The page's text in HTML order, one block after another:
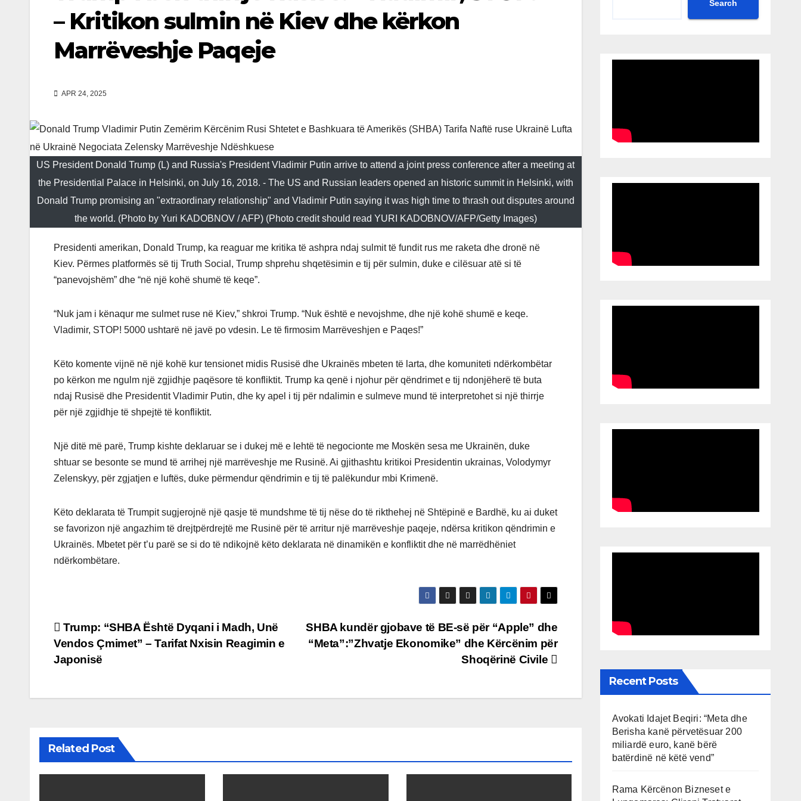
– Kritikon sulmin në Kiev dhe kërkon
Marrëveshje Paqeje
APR 24, 2025
US President Donald Trump (L) and Russia's President Vladimir Putin arrive to attend a joint press conference after a meeting at
the Presidential Palace in Helsinki, on July 16, 2018. - The US and Russian leaders opened an historic summit in Helsinki, with
Donald Trump promising an "extraordinary relationship" and Vladimir Putin saying it was high time to thrash out disputes around
the world. (Photo by Yuri KADOBNOV / AFP) (Photo credit should read YURI KADOBNOV/AFP/Getty Images)
Presidenti amerikan, Donald Trump, ka reaguar me kritika të ashpra ndaj sulmit të fundit rus me raketa dhe dronë në
Kiev. Përmes platformës së tij Truth Social, Trump shprehu shqetësimin e tij për sulmin, duke e cilësuar atë si të
“panevojshëm” dhe “në një kohë shumë të keqe”.
“Nuk jam i kënaqur me sulmet ruse në Kiev,” shkroi Trump. “Nuk është e nevojshme, dhe një kohë shumë e keqe.
Vladimir, STOP! 5000 ushtarë në javë po vdesin. Le të firmosim Marrëveshjen e Paqes!”
Këto komente vijnë në një kohë kur tensionet midis Rusisë dhe Ukrainës mbeten të larta, dhe komuniteti ndërkombëtar
po kërkon me ngulm një zgjidhje paqësore të konfliktit. Trump ka qenë i njohur për qëndrimet e tij ndonjëherë të buta
ndaj Rusisë dhe Presidentit Vladimir Putin, dhe ky apel i tij për ndalimin e sulmeve mund të interpretohet si një thirrje
për një zgjidhje të shpejtë të konfliktit.
Një ditë më parë, Trump kishte deklaruar se i dukej më e lehtë të negocionte me Moskën sesa me Ukrainën, duke
shtuar se besonte se mund të arrihej një marrëveshje me Rusinë. Ai gjithashtu kritikoi Presidentin ukrainas, Volodymyr
Zelenskyy, për zgjatjen e luftës, duke përmendur qëndrimin e tij të palëkundur mbi Krimenë.
Këto deklarata të Trumpit sugjerojnë një qasje të mundshme të tij nëse do të rikthehej në Shtëpinë e Bardhë, ku ai duket
se favorizon një angazhim të drejtpërdrejtë me Rusinë për të arritur një marrëveshje paqeje, ndërsa kritikon qëndrimin e
Ukrainës. Mbetet për t’u parë se si do të ndikojnë këto deklarata në dinamikën e konfliktit dhe në marrëdhëniet
ndërkombëtare.
Post
navigation
SHBA kundër gjobave të BE-së për “Apple” dhe
“Meta”:”Zhvatje Ekonomike” dhe Kërcënim për
Shoqërinë Civile
Trump: “SHBA Është Dyqani i Madh, Unë
Vendos Çmimet” – Tarifat Nxisin Reagimin e
Japonisë
Related Post
Search
Recent Posts
Avokati Idajet Beqiri: “Meta dhe
Berisha kanë përvetësuar 200
miliardë euro, kanë bërë
batërdinë në këtë vend”
Rama Kërcënon Bizneset e